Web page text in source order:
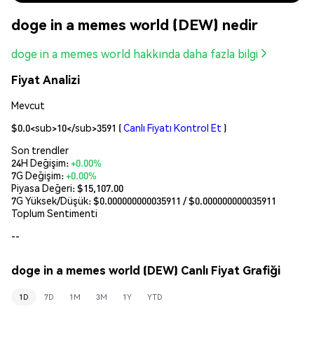
doge in a memes world (DEW) nedir
doge in a memes world hakkında daha fazla bilgi
Fiyat Analizi
Mevcut
$0.0<sub>10</sub>3591 (Canlı Fiyatı Kontrol Et )
Son trendler
24H Değişim:+0.00%
7G Değişim:+0.00%
Piyasa Değeri:$15,107.00
7G Yüksek/Düşük: $0.000000000035911 / $0.000000000035911
Toplum Sentimenti
--
doge in a memes world (DEW) Canlı Fiyat Grafiği
1D 7D 1M 3M 1Y YTD